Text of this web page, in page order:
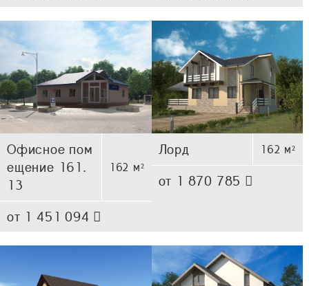
Офисное пом
ещение 161.
13
162 м²
от 1 451 094
Лорд 162 м²
от 1 870 785